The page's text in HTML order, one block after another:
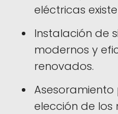
eléctricas
Instalación de
modernos y
renovados.
elección de los